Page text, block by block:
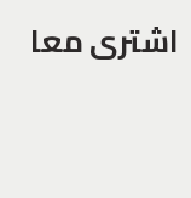
اشترى معا